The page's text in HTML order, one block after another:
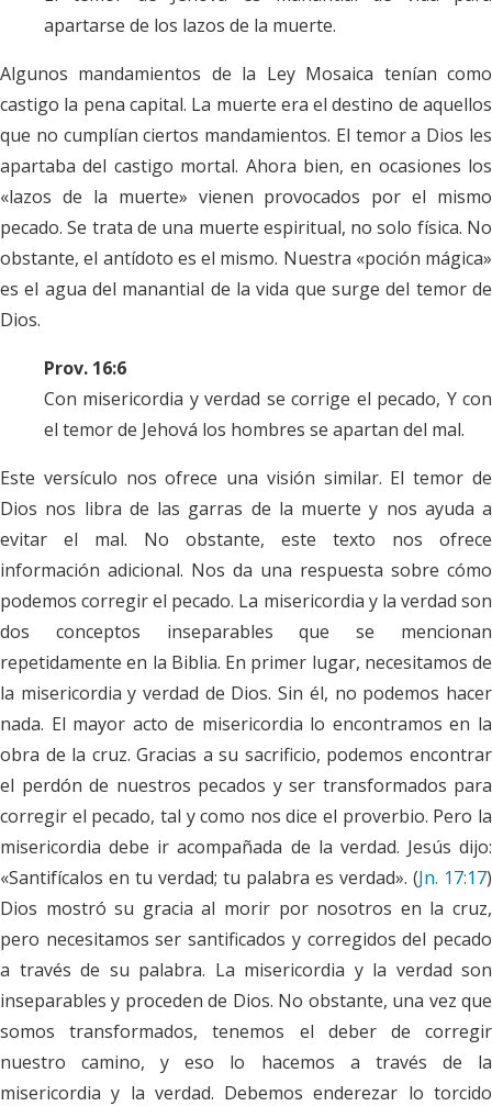
apartarse de los lazos de la muerte.
Algunos mandamientos de la Ley Mosaica tenían como
castigo la pena capital. La muerte era el destino de aquellos
que no cumplían ciertos mandamientos. El temor a Dios les
apartaba del castigo mortal. Ahora bien, en ocasiones los
«lazos de la muerte» vienen provocados por el mismo
pecado. Se trata de una muerte espiritual, no solo física. No
obstante, el antídoto es el mismo. Nuestra «poción mágica»
es el agua del manantial de la vida que surge del temor de
Dios.
Prov. 16:6
Con misericordia y verdad se corrige el pecado, Y con
el temor de Jehová los hombres se apartan del mal.
Este versículo nos ofrece una visión similar. El temor de
Dios nos libra de las garras de la muerte y nos ayuda a
evitar el mal. No obstante, este texto nos ofrece
información adicional. Nos da una respuesta sobre cómo
podemos corregir el pecado. La misericordia y la verdad son
dos conceptos inseparables que se mencionan
repetidamente en la Biblia. En primer lugar, necesitamos de
la misericordia y verdad de Dios. Sin él, no podemos hacer
nada. El mayor acto de misericordia lo encontramos en la
obra de la cruz. Gracias a su sacrificio, podemos encontrar
el perdón de nuestros pecados y ser transformados para
corregir el pecado, tal y como nos dice el proverbio. Pero la
misericordia debe ir acompañada de la verdad. Jesús dijo:
«Santifícalos en tu verdad; tu palabra es verdad». (Jn. 17:17)
Dios mostró su gracia al morir por nosotros en la cruz,
pero necesitamos ser santificados y corregidos del pecado
a través de su palabra. La misericordia y la verdad son
inseparables y proceden de Dios. No obstante, una vez que
somos transformados, tenemos el deber de corregir
nuestro camino, y eso lo hacemos a través de la
misericordia y la verdad. Debemos enderezar lo torcido